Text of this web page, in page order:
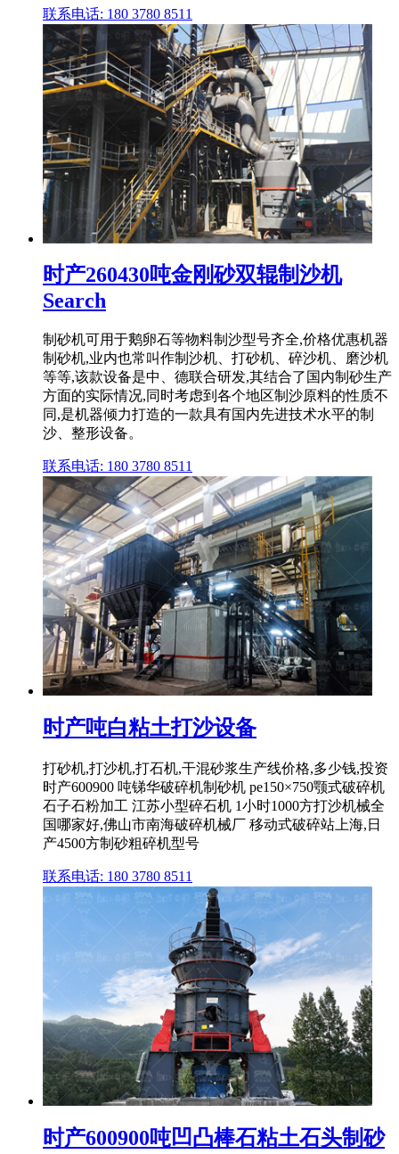
联系电话: 180 3780 8511
时产260430吨金刚砂双辊制沙机
Search
制砂机可用于鹅卵石等物料制沙型号齐全,价格优惠机器
制砂机,业内也常叫作制沙机、打砂机、碎沙机、磨沙机
等等,该款设备是中、德联合研发,其结合了国内制砂生产
方面的实际情况,同时考虑到各个地区制沙原料的性质不
同,是机器倾力打造的一款具有国内先进技术水平的制
沙、整形设备。
联系电话: 180 3780 8511
时产吨白粘土打沙设备
打砂机,打沙机,打石机,干混砂浆生产线价格,多少钱,投资
时产600900 吨锑华破碎机制砂机 pe150×750颚式破碎机
石子石粉加工 江苏小型碎石机 1小时1000方打沙机械全
国哪家好,佛山市南海破碎机械厂 移动式破碎站上海,日
产4500方制砂粗碎机型号
联系电话: 180 3780 8511
时产600900吨凹凸棒石粘土石头制砂